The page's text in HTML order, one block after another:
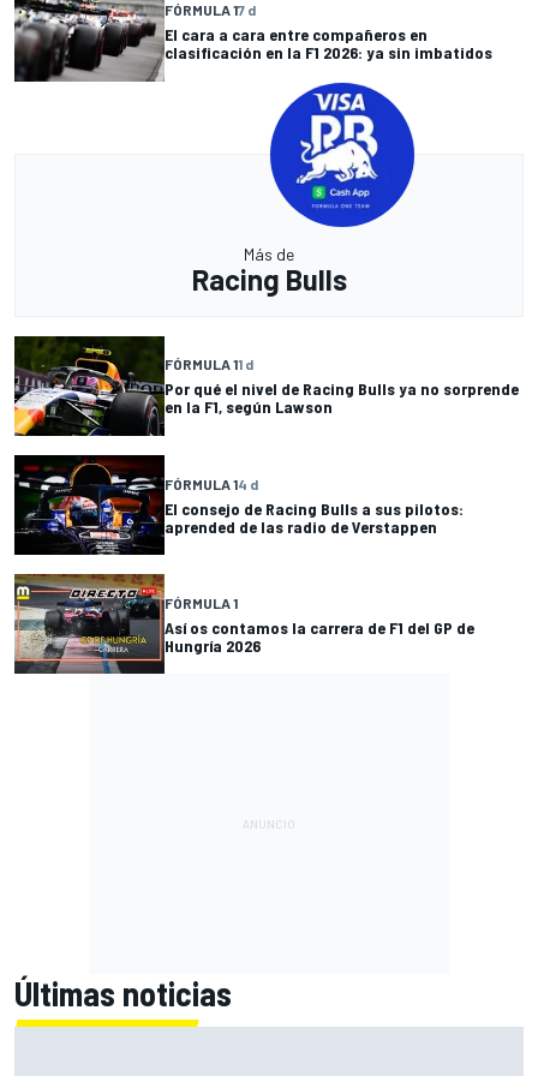
FÓRMULA 17 d
El cara a cara entre compañeros en
clasificación en la F1 2026: ya sin imbatidos
Más de
Racing Bulls
FÓRMULA 11 d
Por qué el nivel de Racing Bulls ya no sorprende
en la F1, según Lawson
FÓRMULA 14 d
El consejo de Racing Bulls a sus pilotos:
aprended de las radio de Verstappen
FÓRMULA 1
Así os contamos la carrera de F1 del GP de
Hungría 2026
Últimas noticias